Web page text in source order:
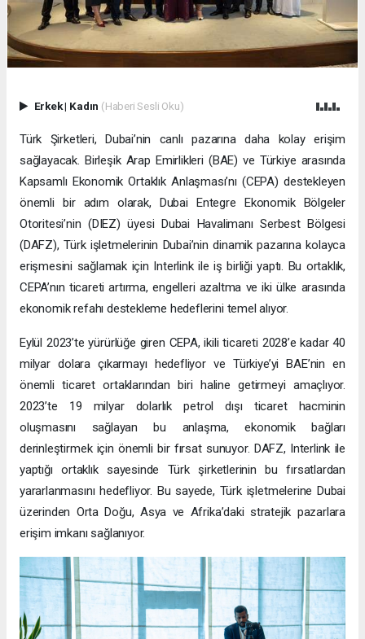
Erkek| Kadın (Haberi Sesli Oku)
Türk Şirketleri, Dubai’nin canlı pazarına daha kolay erişim
sağlayacak. Birleşik Arap Emirlikleri (BAE) ve Türkiye arasında
Kapsamlı Ekonomik Ortaklık Anlaşması’nı (CEPA) destekleyen
önemli bir adım olarak, Dubai Entegre Ekonomik Bölgeler
Otoritesi’nin (DIEZ) üyesi Dubai Havalimanı Serbest Bölgesi
(DAFZ), Türk işletmelerinin Dubai’nin dinamik pazarına kolayca
erişmesini sağlamak için Interlink ile iş birliği yaptı. Bu ortaklık,
CEPA’nın ticareti artırma, engelleri azaltma ve iki ülke arasında
ekonomik refahı destekleme hedeflerini temel alıyor.
Eylül 2023’te yürürlüğe giren CEPA, ikili ticareti 2028’e kadar 40
milyar dolara çıkarmayı hedefliyor ve Türkiye’yi BAE’nin en
önemli ticaret ortaklarından biri haline getirmeyi amaçlıyor.
2023’te 19 milyar dolarlık petrol dışı ticaret hacminin
oluşmasını sağlayan bu anlaşma, ekonomik bağları
derinleştirmek için önemli bir fırsat sunuyor. DAFZ, Interlink ile
yaptığı ortaklık sayesinde Türk şirketlerinin bu fırsatlardan
yararlanmasını hedefliyor. Bu sayede, Türk işletmelerine Dubai
üzerinden Orta Doğu, Asya ve Afrika’daki stratejik pazarlara
erişim imkanı sağlanıyor.